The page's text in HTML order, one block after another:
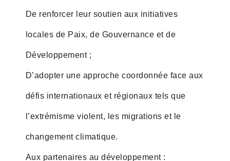
De renforcer leur soutien aux initiatives
locales de Paix, de Gouvernance et de
Développement ;
D’adopter une approche coordonnée face aux
défis internationaux et régionaux tels que
l’extrémisme violent, les migrations et le
changement climatique.
Aux partenaires au développement :